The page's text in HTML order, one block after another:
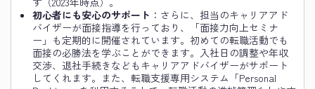
初心者にも安心のサポート ：さらに、担当のキャリアアド
バイザーが面接指導を行っており、「面接力向上セミナ
ー」も定期的に開催されています。初めての転職活動でも
面接の必勝法を学ぶことができます。入社日の調整や年収
交渉、退社手続きなどもキャリアアドバイザーがサポート
してくれます。また、転職支援専用システム「Personal